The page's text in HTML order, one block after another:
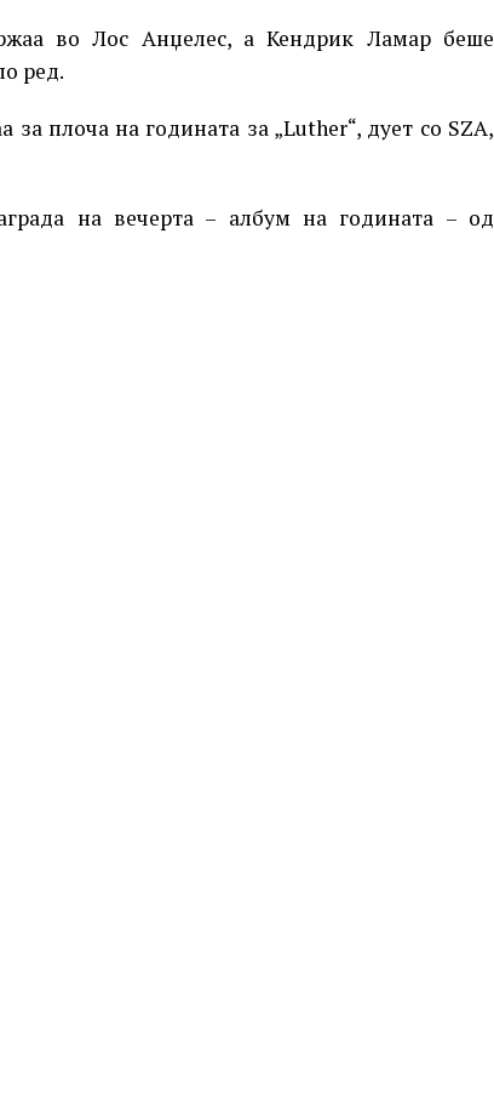
во Лос Анџелес, а Кендрик Ламар беше
ред.
за плоча на годината за „Luther“, дует со SZA,
на вечерта – албум на годината – од